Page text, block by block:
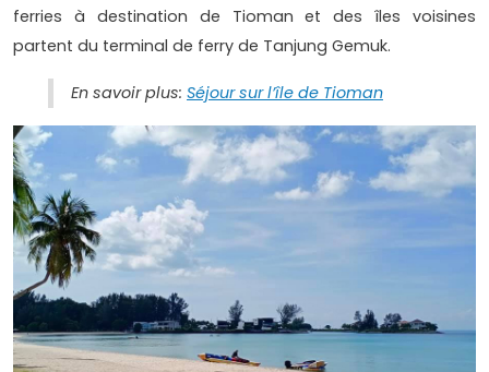
ferries à destination de Tioman et des îles voisines
partent du terminal de ferry de Tanjung Gemuk.
En savoir plus: Séjour sur l’île de Tioman